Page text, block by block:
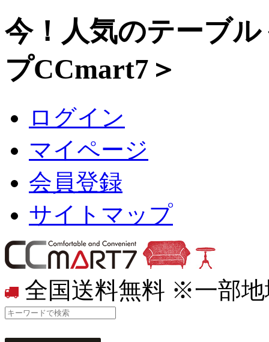
今！人気のテーブル
プCCmart7＞
ログイン
マイページ
会員登録
サイトマップ
全国送料無料 ※一部地